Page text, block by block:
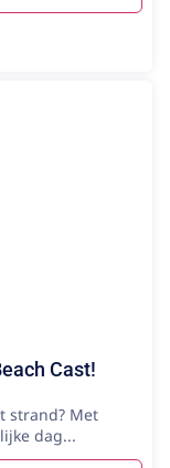
Cast!
strand? Met
dag...